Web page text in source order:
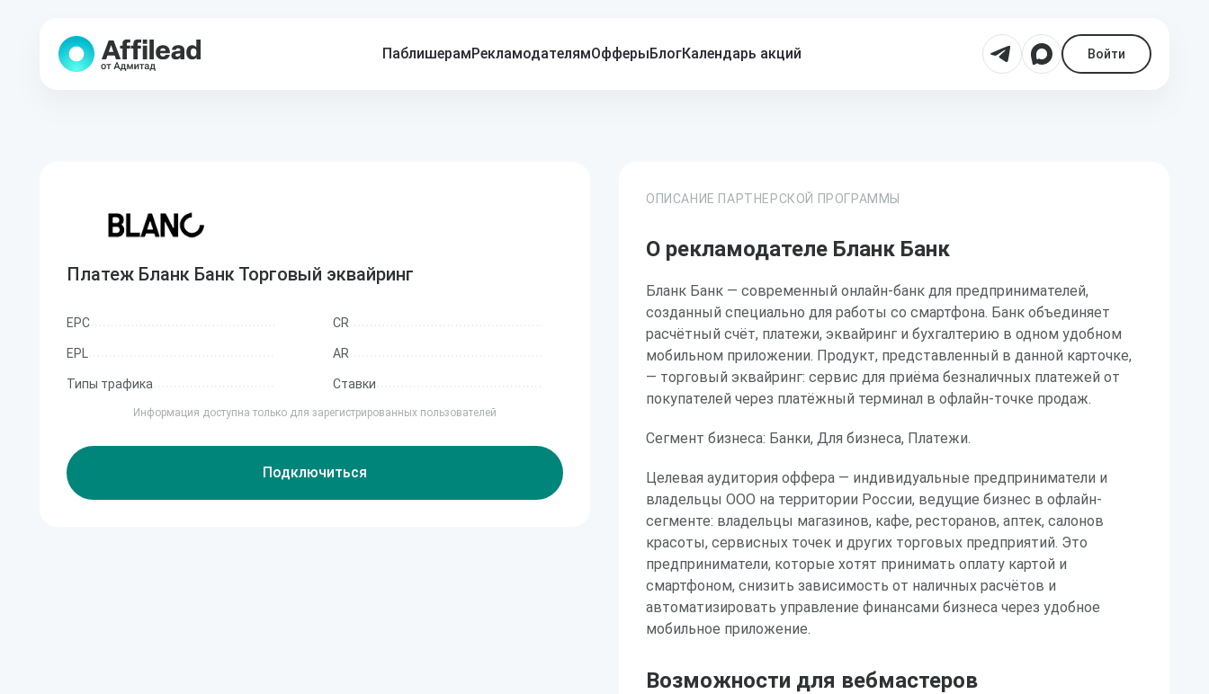
ПаблишерамРекламодателямОфферыБлогКалендарь акций Войти
Платеж Бланк Банк Торговый эквайринг
EPC CR
EPL AR
Типы трафика Ставки
Информация доступна только для зарегистрированных пользователей
Подключиться
ОПИСАНИЕ ПАРТНЕРСКОЙ ПРОГРАММЫ
О рекламодателе Бланк Банк
Бланк Банк — современный онлайн-банк для предпринимателей,
созданный специально для работы со смартфона. Банк объединяет
расчётный счёт, платежи, эквайринг и бухгалтерию в одном удобном
мобильном приложении. Продукт, представленный в данной карточке,
— торговый эквайринг: сервис для приёма безналичных платежей от
покупателей через платёжный терминал в офлайн-точке продаж.
Сегмент бизнеса: Банки, Для бизнеса, Платежи.
Целевая аудитория оффера — индивидуальные предприниматели и
владельцы ООО на территории России, ведущие бизнес в офлайн-
сегменте: владельцы магазинов, кафе, ресторанов, аптек, салонов
красоты, сервисных точек и других торговых предприятий. Это
предприниматели, которые хотят принимать оплату картой и
смартфоном, снизить зависимость от наличных расчётов и
автоматизировать управление финансами бизнеса через удобное
мобильное приложение.
Возможности для вебмастеров